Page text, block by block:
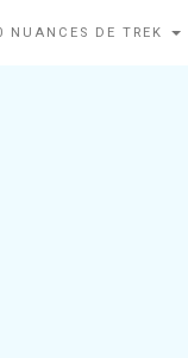
NUANCES DE TREK